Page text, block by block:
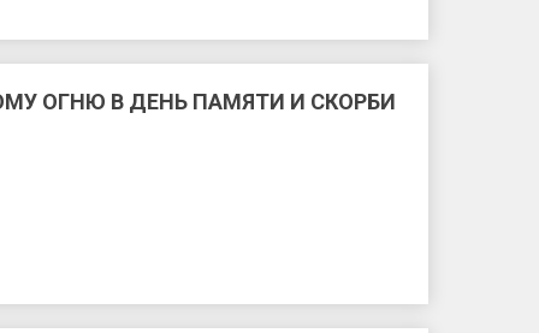
ОГНЮ В ДЕНЬ ПАМЯТИ И СКОРБИ